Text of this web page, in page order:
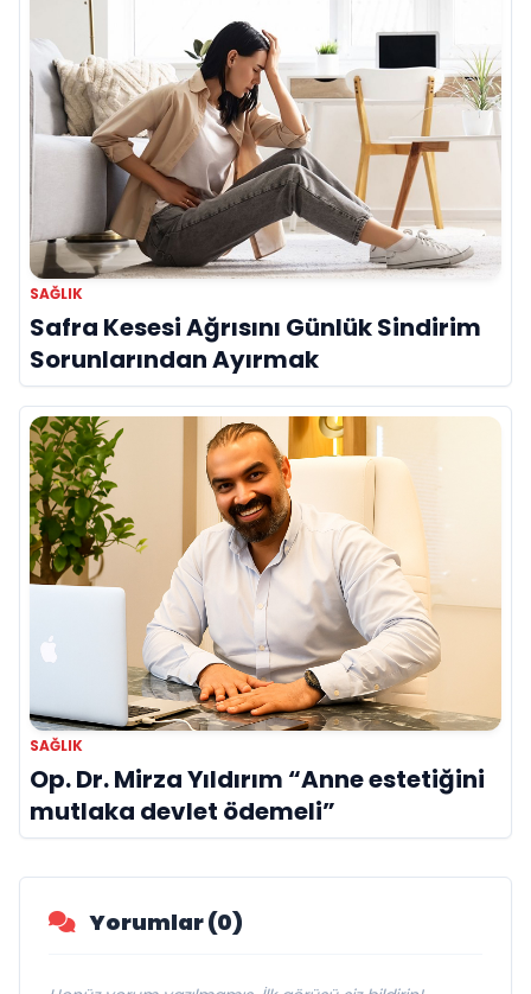
SAĞLIK
Safra Kesesi Ağrısını Günlük Sindirim
Sorunlarından Ayırmak
SAĞLIK
Op. Dr. Mirza Yıldırım “Anne estetiğini
mutlaka devlet ödemeli”
Yorumlar (0)